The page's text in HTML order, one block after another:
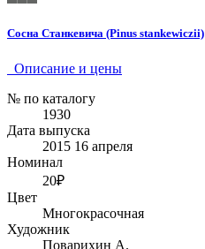
Сосна Станкевича (Pinus stankewiczii)
Описание и цены
№ по каталогу
1930
Дата выпуска
2015 16 апреля
Номинал
20₽
Цвет
Многокрасочная
Художник
Поварихин А.